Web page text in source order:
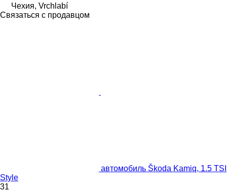
Чехия, Vrchlabí
Связаться с продавцом
автомобиль Škoda Kamiq, 1.5 TSI
Style
31